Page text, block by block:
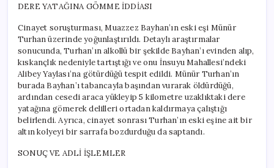
DERE YATAĞINA GÖMME İDDİASI
Cinayet soruşturması, Muazzez Bayhan’ın eski eşi Münür
Turhan üzerinde yoğunlaştırıldı. Detaylı araştırmalar
sonucunda, Turhan’ın alkollü bir şekilde Bayhan’ı evinden alıp,
kıskançlık nedeniyle tartıştığı ve onu İnsuyu Mahallesi’ndeki
Alibey Yaylası’na götürdüğü tespit edildi. Münür Turhan’ın
burada Bayhan’ı tabancayla başından vurarak öldürdüğü,
ardından cesedi araca yükleyip 5 kilometre uzaklıktaki dere
yatağına gömerek delilleri ortadan kaldırmaya çalıştığı
belirlendi. Ayrıca, cinayet sonrası Turhan’ın eski eşine ait bir
altın kolyeyi bir sarrafa bozdurduğu da saptandı.
SONUÇ VE ADLİ İŞLEMLER